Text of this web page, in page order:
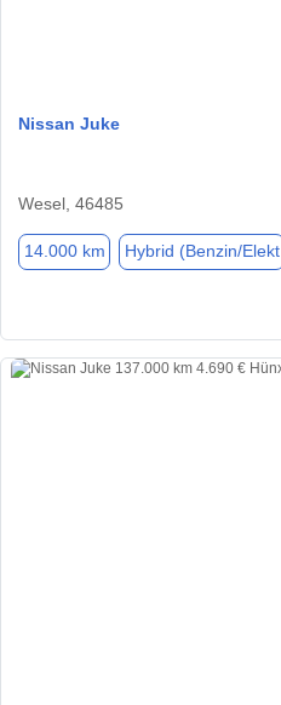
Nissan Juke
Wesel, 46485
14.000 km Hybrid (Benzin/Elekt